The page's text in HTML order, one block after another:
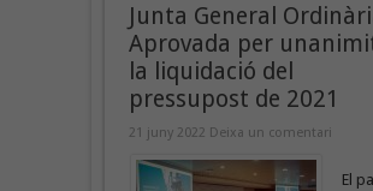
Junta General
Aprovada per
la liquidació del
pressupost de 2021
21 juny 2022 Deixa un comentari
El